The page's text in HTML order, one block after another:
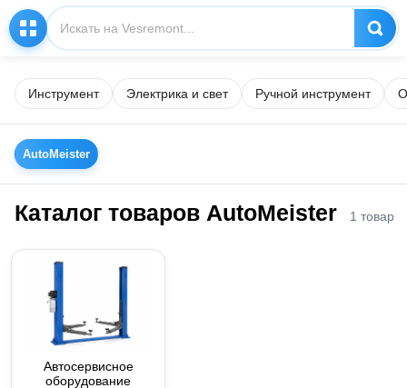
Инструмент Электрика и свет Ручной инструмент
AutoMeister
Каталог товаров AutoMeister 1 товар
Автосервисное
оборудование